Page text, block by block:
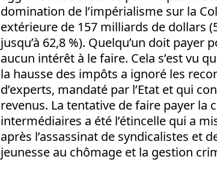
domination de l’impérialisme sur la
extérieure de 157 milliards de dollars
jusqu’à 62,8 %). Quelqu’un doit payer
aucun intérêt à le faire. Cela s’est vu
la hausse des impôts a ignoré les
d’experts, mandaté par l’Etat et qui
revenus. La tentative de faire payer la
intermédiaires a été l’étincelle qui a
après l’assassinat de syndicalistes et
jeunesse au chômage et la gestion